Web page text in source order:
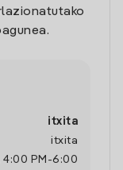
itxita
itxita
4:00 PM -6:00